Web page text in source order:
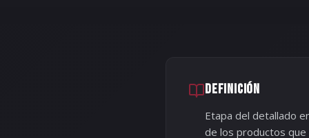
DEFINICIÓN
Etapa del detallado
de los productos que